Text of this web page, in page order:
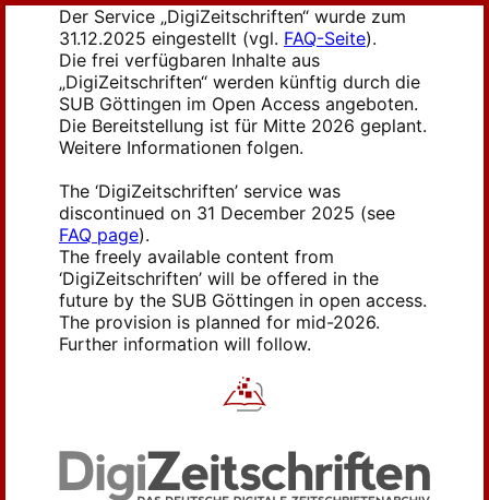
Der Service „DigiZeitschriften“ wurde zum
31.12.2025 eingestellt (vgl. FAQ-Seite).
Die frei verfügbaren Inhalte aus
„DigiZeitschriften“ werden künftig durch die
SUB Göttingen im Open Access angeboten.
Die Bereitstellung ist für Mitte 2026 geplant.
Weitere Informationen folgen.
The ‘DigiZeitschriften’ service was
discontinued on 31 December 2025 (see
FAQ page).
The freely available content from
‘DigiZeitschriften’ will be offered in the
future by the SUB Göttingen in open access.
The provision is planned for mid-2026.
Further information will follow.